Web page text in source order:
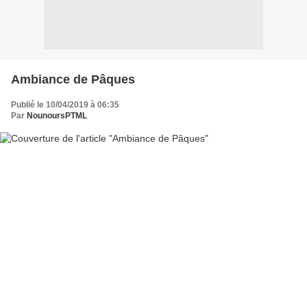
Ambiance de Pâques
Publié le 10/04/2019 à 06:35
Par NounoursPTML